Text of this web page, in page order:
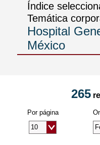
Índice
Temática
Hospital
México
265
Por página